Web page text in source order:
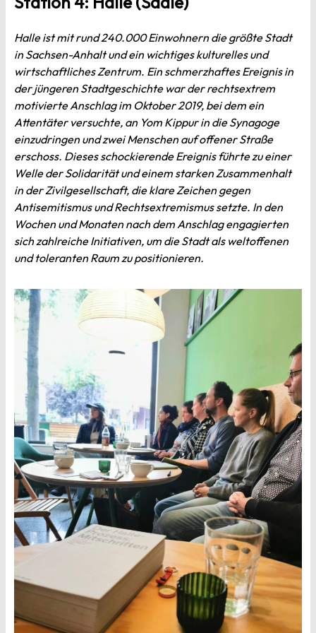
Halle ist mit rund 240.000 Einwohnern die größte Stadt
in Sachsen-Anhalt und ein wichtiges kulturelles und
wirtschaftliches Zentrum. Ein schmerzhaftes Ereignis in
der jüngeren Stadtgeschichte war der rechtsextrem
motivierte Anschlag im Oktober 2019, bei dem ein
Attentäter versuchte, an Yom Kippur in die Synagoge
einzudringen und zwei Menschen auf offener Straße
erschoss. Dieses schockierende Ereignis führte zu einer
Welle der Solidarität und einem starken Zusammenhalt
in der Zivilgesellschaft, die klare Zeichen gegen
Antisemitismus und Rechtsextremismus setzte. In den
Wochen und Monaten nach dem Anschlag engagierten
sich zahlreiche Initiativen, um die Stadt als weltoffenen
und toleranten Raum zu positionieren.